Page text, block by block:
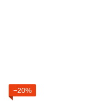
−20%